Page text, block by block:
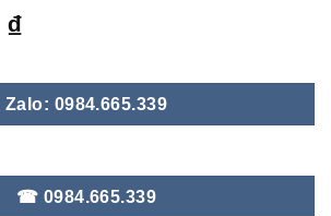
₫
Zalo: 0984.665.339
☎ 0984.665.339